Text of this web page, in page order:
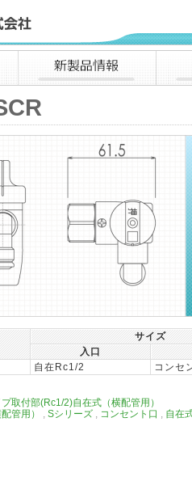
新製品情報
サイズ
入口
自在Rc1/2 コンセ
取付部(Rc1/2)自在式（横配管用）
管用） , Sシリーズ , コンセント口 , 自在